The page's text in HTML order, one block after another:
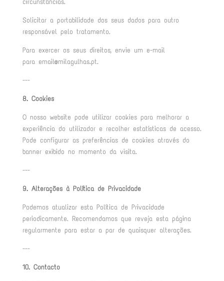
circunstâncias.
Solicitar a portabilidade dos seus dados para outro
responsável pelo tratamento.
Para exercer os seus direitos, envie um e-mail
para email@milagulhas.pt.
---
8. Cookies
O nosso website pode utilizar cookies para melhorar a
experiência do utilizador e recolher estatísticas de acesso.
Pode configurar as preferências de cookies através do
banner exibido no momento da visita.
---
9. Alterações à Política de Privacidade
Podemos atualizar esta Política de Privacidade
periodicamente. Recomendamos que reveja esta página
regularmente para estar a par de quaisquer alterações.
---
10. Contacto